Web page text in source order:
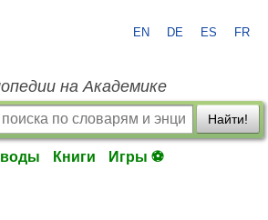
EN DE ES FR
на Академике
Найти!
Книги Игры ⚽